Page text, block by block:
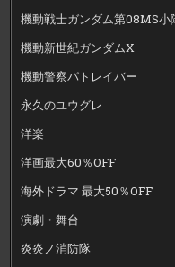
機動戦士ガンダム第08MS小
機動新世紀ガンダムX
機動警察パトレイバー
永久のユウグレ
洋楽
洋画最大60％OFF
海外ドラマ 最大50％OFF
演劇・舞台
炎炎ノ消防隊